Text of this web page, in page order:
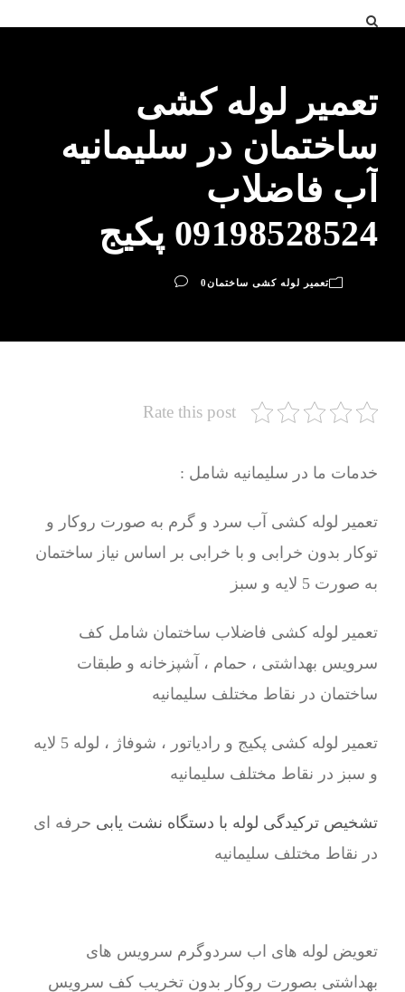
تعمیر لوله کشی
ساختمان در سلیمانیه
آب فاضلاب
09198528524 پکیج
تعمیر لوله کشی ساختمان0
Rate this post
خدمات ما در سلیمانیه شامل :
تعمیر لوله کشی آب سرد و گرم به صورت روکار و
توکار بدون خرابی و با خرابی بر اساس نیاز ساختمان
به صورت 5 لایه و سبز
تعمیر لوله کشی فاضلاب ساختمان شامل کف
سرویس بهداشتی ، حمام ، آشپزخانه و طبقات
ساختمان در نقاط مختلف سلیمانیه
تعمیر لوله کشی پکیج و رادیاتور ، شوفاژ ، لوله 5 لایه
و سبز در نقاط مختلف سلیمانیه
تشخیص ترکیدگی لوله با دستگاه نشت یابی حرفه ای
در نقاط مختلف سلیمانیه
تعویض لوله های اب سردوگرم سرویس های
بهداشتی بصورت روکار بدون تخریب کف سرویس